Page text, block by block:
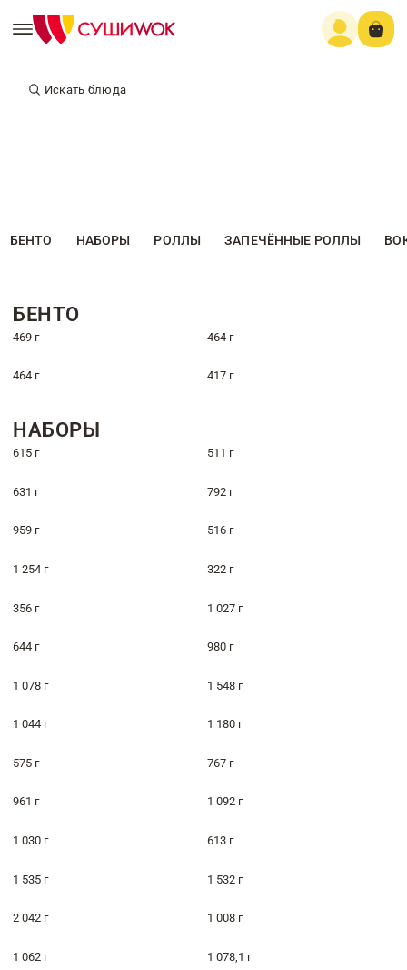
Искать блюда
БЕНТО НАБОРЫ РОЛЛЫ ЗАПЕЧЁННЫЕ РОЛЛЫ
БЕНТО
469 г 464 г
464 г 417 г
НАБОРЫ
615 г 511 г
631 г 792 г
959 г 516 г
1 254 г 322 г
356 г 1 027 г
644 г 980 г
1 078 г 1 548 г
1 044 г 1 180 г
575 г 767 г
961 г 1 092 г
1 030 г 613 г
1 535 г 1 532 г
2 042 г 1 008 г
1 062 г 1 078,1 г